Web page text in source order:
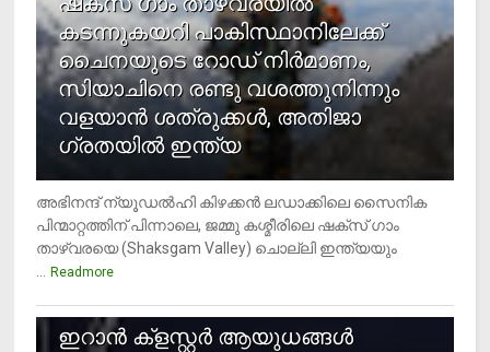
കടന്നുകയറി പാകിസ്ഥാനിലേക്ക്
ചൈനയുടെ റോഡ് നിർമാണം,
സിയാചിനെ രണ്ടു വശത്തുനിന്നും
വളയാൻ ശത്രുക്കൾ, അതിജാ​
ഗ്രതയിൽ ഇന്ത്യ
അഭിനന്ദ് ന്യൂഡൽഹി കിഴക്കൻ ലഡാക്കിലെ സൈനിക
പിന്മാറ്റത്തിന് പിന്നാലെ, ജമ്മു കശ്മീരിലെ ഷക്സ് ​ഗാം
താഴ്‌വരയെ (Shaksgam Valley) ചൊല്ലി ഇന്ത്യയും
Readmore
ഇറാന്‍ ക്‌ളസ്റ്റര്‍ ആയുധങ്ങള്‍